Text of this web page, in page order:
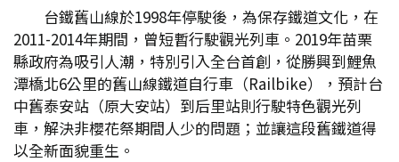
台鐵舊山線於1998年停駛後，為保存鐵道文化，在
2011-2014年期間，曾短暫行駛觀光列車。2019年苗栗
縣政府為吸引人潮，特別引入全台首創，從勝興到鯉魚
潭橋北6公里的舊山線鐵道自行車（Railbike），預計台
中舊泰安站（原大安站）到后里站則行駛特色觀光列
車，解決非櫻花祭期間人少的問題；並讓這段舊鐵道得
以全新面貌重生。